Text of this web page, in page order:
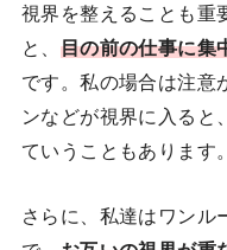
視界を整えることも重
と、 目の前の仕事に集
です。私の場合は注意
ンなどが視界に入ると
ていうこともあります。
さらに、私達はワンル